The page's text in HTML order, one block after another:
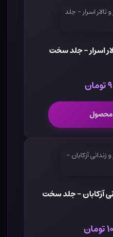
اسرار - جلد سخت
آزکابان - جلد سخت